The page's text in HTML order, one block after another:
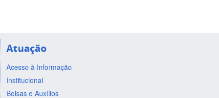
Atuação
Acesso à Informação
Institucional
Bolsas e Auxílios